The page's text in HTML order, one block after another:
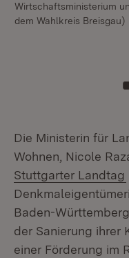
Wirtschaftsministerium
dem Wahlkreis Breisgau)
Die Ministerin für
Wohnen, Nicole
Stuttgarter Landtag
Baden-
der Sanierung ihrer
einer Förderung im